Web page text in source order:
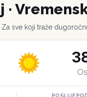
·
Za sve koji traže